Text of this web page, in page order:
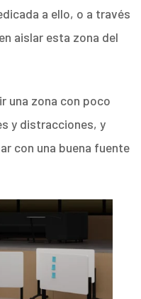
a ello, o a través
aislar esta zona del
una zona con poco
y distracciones, y
con una buena fuente